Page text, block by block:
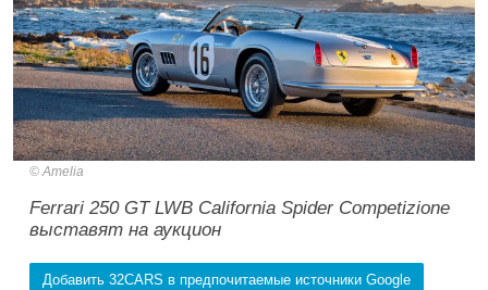
Amelia
Ferrari 250 GT LWB California Spider Competizione
выставят на аукцион
Добавить 32CARS в предпочитаемые источники Google